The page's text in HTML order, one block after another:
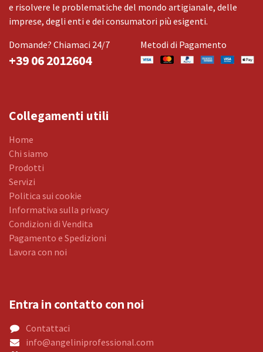
e risolvere le problematiche del mondo artigianale, delle
imprese, degli enti e dei consumatori più esigenti.
Domande? Chiamaci 24/7
+39 06 2012604
Metodi di Pagamento
Collegamenti utili
Home
Chi siamo
Prodotti
Servizi
Politica sui cookie
Informativa sulla privacy
Condizioni di Vendita
Pagamento e Spedizioni
Lavora con noi
Entra in contatto con noi
Contattaci
info@angeliniprofessional.com